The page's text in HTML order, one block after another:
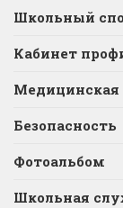
Школьный
Кабинет
Медицинская
Безопасность
Фотоальбом
Школьная